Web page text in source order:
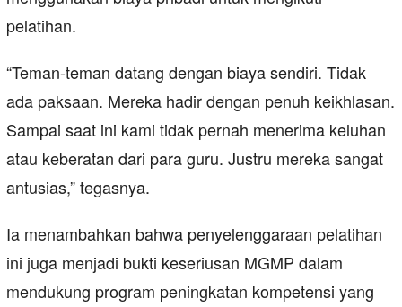
pelatihan.
“Teman-teman datang dengan biaya sendiri. Tidak
ada paksaan. Mereka hadir dengan penuh keikhlasan.
Sampai saat ini kami tidak pernah menerima keluhan
atau keberatan dari para guru. Justru mereka sangat
antusias,” tegasnya.
Ia menambahkan bahwa penyelenggaraan pelatihan
ini juga menjadi bukti keseriusan MGMP dalam
mendukung program peningkatan kompetensi yang